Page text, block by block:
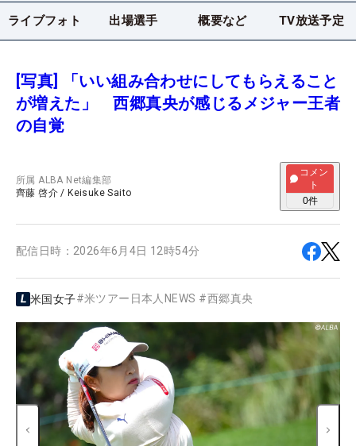
ライブフォト 出場選手 概要など TV放送予定
[写真] 「いい組み合わせにしてもらえること
が増えた」 西郷真央が感じるメジャー王者
の自覚
所属ALBA Net編集部
齊藤 啓介 / Keisuke Saito
コメン
ト
0件
配信日時： 2026年6月4日 12時54分
米国女子#米ツアー日本人NEWS #西郷真央